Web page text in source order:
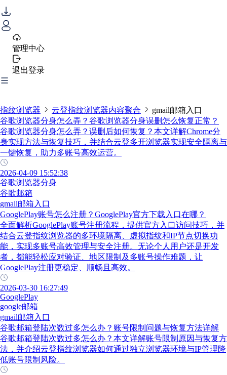
管理中心
退出登录
指纹浏览器 云登指纹浏览器内容聚合
gmail邮箱入口
谷歌浏览器分身怎么弄？谷歌浏览器分身误删怎么恢复正常？
谷歌浏览器分身怎么弄？误删后如何恢复？本文详解Chrome分
身实现方法与恢复技巧，并结合云登多开浏览器实现安全隔离与
一键恢复，助力多账号高效运营。
2026-04-09 15:52:38
谷歌浏览器分身
谷歌邮箱
gmail邮箱入口
GooglePlay账号怎么注册？GooglePlay官方下载入口在哪？
全面解析GooglePlay账号注册流程，提供官方入口访问技巧，并
结合云登指纹浏览器的多环境隔离、虚拟指纹和IP节点切换功
能，实现多账号高效管理与安全注册。无论个人用户还是开发
者，都能轻松应对验证、地区限制及多账号操作难题，让
GooglePlay注册更稳定、顺畅且高效。
2026-03-30 16:27:49
GooglePlay
google邮箱
gmail邮箱入口
谷歌邮箱登陆次数过多怎么办？账号限制问题与恢复方法详解
谷歌邮箱登陆次数过多怎么办？本文详解账号限制原因与恢复方
法，并介绍云登指纹浏览器如何通过独立浏览器环境与IP管理降
低账号限制风险。